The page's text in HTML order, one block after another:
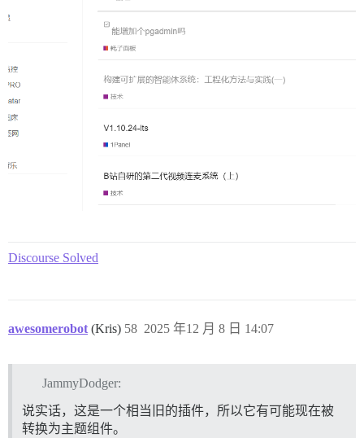
Discourse Solved
awesomerobot (Kris) 2025 年12 月 8 日 14:07
58
JammyDodger:
说实话，这是一个相当旧的插件，所以它有可能现在被
转换为主题组件。